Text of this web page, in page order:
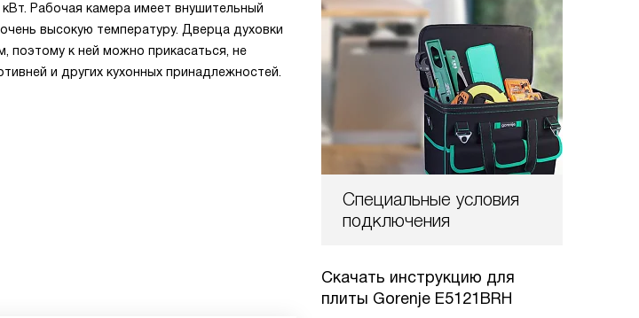
Специальные условия
подключения
Скачать инструкцию для
плиты Gorenje E5121BRH
Рабочая камера имеет внушительный
высокую температуру. Дверца духовки
поэтому к ней можно прикасаться, не
и других кухонных принадлежностей.